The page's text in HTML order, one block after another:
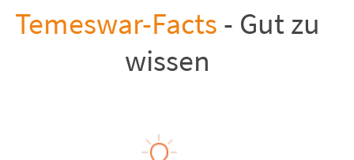
Temeswar-Facts - Gut zu
wissen